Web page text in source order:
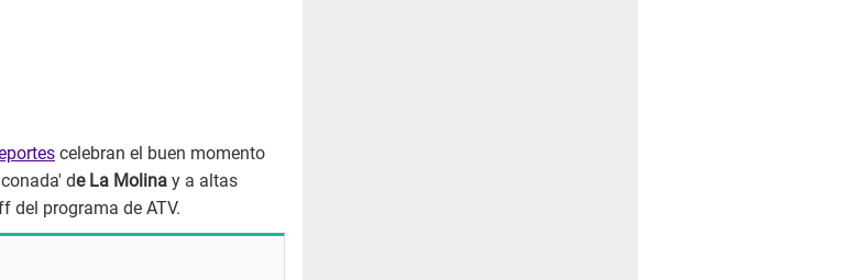
celebran el buen momento
de La Molina y a altas
del programa de ATV.